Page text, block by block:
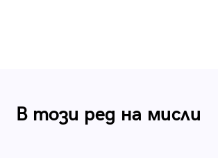
В този ред на мисли